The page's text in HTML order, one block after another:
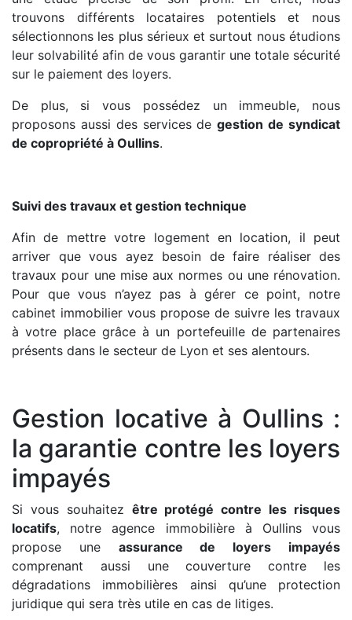
trouvons différents locataires potentiels et nous
sélectionnons les plus sérieux et surtout nous étudions
leur solvabilité afin de vous garantir une totale sécurité
sur le paiement des loyers.
De plus, si vous possédez un immeuble, nous
proposons aussi des services degestion de syndicat
de copropriété à Oullins.
Suivi des travaux et gestion technique
Afin de mettre votre logement en location, il peut
arriver que vous ayez besoin de faire réaliser des
travaux pour une mise aux normes ou une rénovation.
Pour que vous n’ayez pas à gérer ce point, notre
cabinet immobilier vous propose de suivre les travaux
à votre place grâce à un portefeuille de partenaires
présents dans le secteur de Lyon et ses alentours.
Gestion locative à Oullins :
la garantie contre les loyers
impayés
Si vous souhaitez être protégé contre les risques
locatifs, notre agence immobilière à Oullins vous
propose une assurance de loyers impayés
comprenant aussi une couverture contre les
dégradations immobilières ainsi qu’une protection
juridique qui sera très utile en cas de litiges.